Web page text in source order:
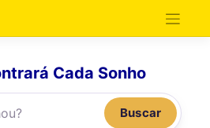
Cada Sonho
Buscar